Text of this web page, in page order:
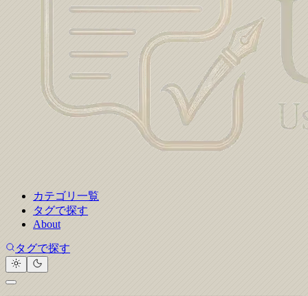
カテゴリ一覧
タグで探す
About
タグで探す